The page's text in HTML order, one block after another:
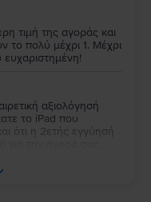
(2020) 4ης γενιάςείναι
από συμφέρουσες τιμές για
τιμή της αγοράς και
το πολύ μέχρι 1. Μέχρι
ευχαριστημένη!
αξιολόγησή
το iPad που
ότι η 2ετής εγγύησή